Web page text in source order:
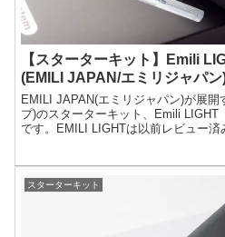
【スターターキット】Emili
(EMILI JAPAN/エミリジャパ
EMILI JAPAN(エミリジャパン)が展
プ)のスターターキット、Emili LIGHT
です。EMILI LIGHTは以前レビュー
スターターキット